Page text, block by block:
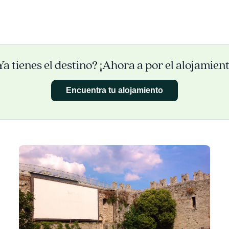
tienes el destino? ¡Ahora a por el
Encuentra tu alojamiento